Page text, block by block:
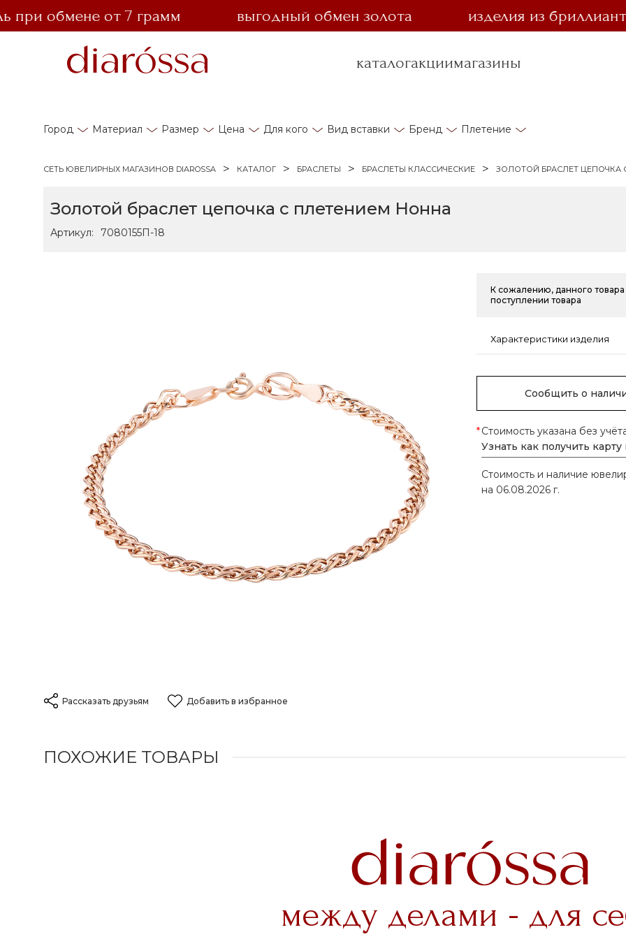
обмене от 7 грамм выгодный обмен золота изделия из бриллианта
каталогакциимагазины
Город Материал Размер Цена Для кого Вид вставки Бренд Плетение
СЕТЬ ЮВЕЛИРНЫХ МАГАЗИНОВ DIAROSSA КАТАЛОГ БРАСЛЕТЫ БРАСЛЕТЫ КЛАССИЧЕСКИЕ ЗОЛОТОЙ БРАСЛЕТ ЦЕПОЧКА
Золотой браслет цепочка с плетением Нонна
Артикул: 7080155П-18
Рассказать друзьям Добавить в избранное
К сожалению, данного
поступлении товара
Характеристики изделия
Сообщить о
*Стоимость указана без
Узнать как получить
Стоимость и наличие
на 06.08.2026 г.
ПОХОЖИЕ ТОВАРЫ
между делами - для